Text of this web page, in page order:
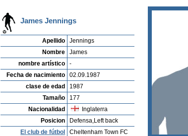
James Jennings
Apellido
Jennings
Nombre
James
nombre artístico
-
Fecha de nacimiento
02.09.1987
clase de edad
1987
Tamaño
177
Nacionalidad
Inglaterra
Posicion
Defensa,Left back
El club de fútbol
Cheltenham Town FC